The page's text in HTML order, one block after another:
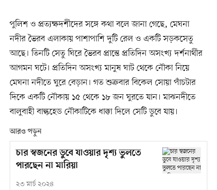
পুলিশ ও প্রত্যক্ষদর্শীদের সঙ্গে কথা বলে জানা গেছে, মেঘনা
নদীর ভৈরব এলাকায় পাশাপাশি দুটি রেল ও একটি সড়কসেতু
আছে। তিনটি সেতু ঘিরে ভৈরব প্রান্তে প্রতিদিন অসংখ্য দর্শনার্থীর
আগমন ঘটে। প্রতিদিন অসংখ্য মানুষ ঘাট থেকে নৌকা নিয়ে
মেঘনা নদীতে ঘুরে বেড়ান। গত শুক্রবার বিকেল সোয়া পাঁচটার
দিকে একটি নৌকায় ১৫ থেকে ১৮ জন ঘুরতে যান। মাঝনদীতে
বালুবাহী বাল্কহেড নৌকাটিকে ধাক্কা দিলে সেটি ডুবে যায়।
আরও পড়ুন
চার স্বজনের ডুবে যাওয়ার দৃশ্য ভুলতে
পারছেন না মারিয়া
২৩ মার্চ ২০২৪